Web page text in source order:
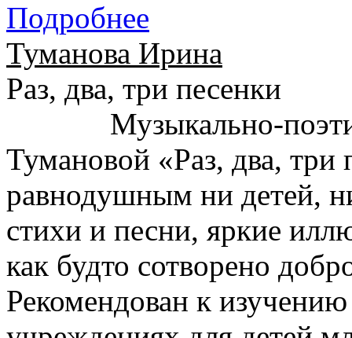
Подробнее
Туманова Ирина
Раз, два, три песенки
Музыкально-
Тумановой «Раз, два, три
равнодушным ни детей,
стихи и песни, яркие
как будто сотворено
Рекомендован к